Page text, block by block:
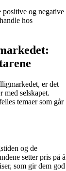
og negative
hos
er det
med selskapet.
temaer som går
og de
setter pris på å
som gir dem god